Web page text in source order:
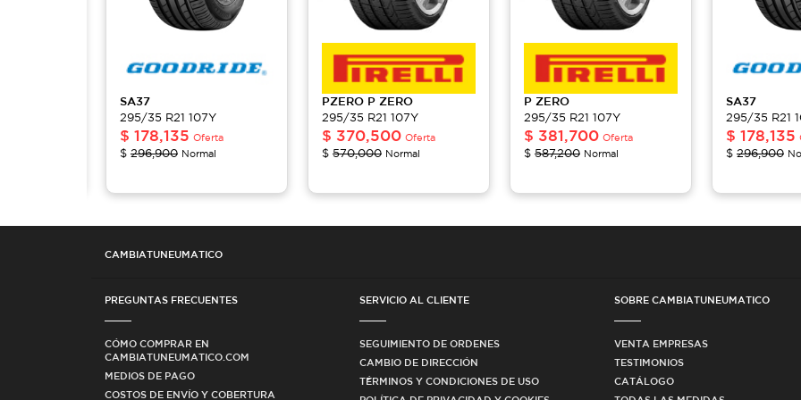
SA37
295/35 R21 107Y
$ 178,135 Oferta
$ 296,900 Normal
PZERO P ZERO
295/35 R21 107Y
$ 370,500 Oferta
$ 570,000 Normal
P ZERO
295/35 R21 107Y
$ 381,700 Oferta
$ 587,200 Normal
SA37
295/35 R21
$ 178,135
$ 296,900
CAMBIATUNEUMATICO
PREGUNTAS FRECUENTES
CÓMO COMPRAR EN
CAMBIATUNEUMATICO.COM
MEDIOS DE PAGO
COSTOS DE ENVÍO Y COBERTURA
SERVICIO AL CLIENTE
SEGUIMIENTO DE ORDENES
CAMBIO DE DIRECCIÓN
TÉRMINOS Y CONDICIONES DE USO
SOBRE CAMBIATUNEUMATICO
VENTA EMPRESAS
TESTIMONIOS
CATÁLOGO